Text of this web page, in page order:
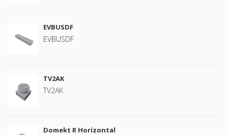
EVBUSDF
EVBUSDF
TV2AK
TV2AK
Domekt R Horizontal